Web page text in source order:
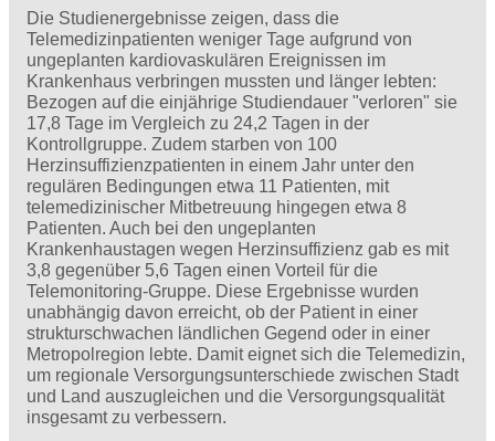
Die Studienergebnisse zeigen, dass die
Telemedizinpatienten weniger Tage aufgrund von
ungeplanten kardiovaskulären Ereignissen im
Krankenhaus verbringen mussten und länger lebten:
Bezogen auf die einjährige Studiendauer "verloren" sie
17,8 Tage im Vergleich zu 24,2 Tagen in der
Kontrollgruppe. Zudem starben von 100
Herzinsuffizienzpatienten in einem Jahr unter den
regulären Bedingungen etwa 11 Patienten, mit
telemedizinischer Mitbetreuung hingegen etwa 8
Patienten. Auch bei den ungeplanten
Krankenhaustagen wegen Herzinsuffizienz gab es mit
3,8 gegenüber 5,6 Tagen einen Vorteil für die
Telemonitoring-Gruppe. Diese Ergebnisse wurden
unabhängig davon erreicht, ob der Patient in einer
strukturschwachen ländlichen Gegend oder in einer
Metropolregion lebte. Damit eignet sich die Telemedizin,
um regionale Versorgungsunterschiede zwischen Stadt
und Land auszugleichen und die Versorgungsqualität
insgesamt zu verbessern.